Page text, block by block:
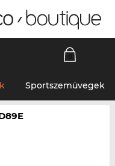
Sportszemüvegek